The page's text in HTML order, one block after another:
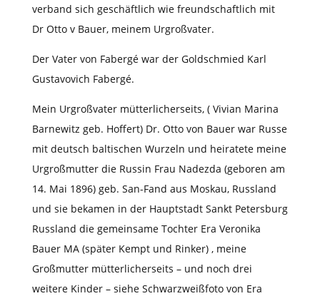
verband sich geschäftlich wie freundschaftlich mit
Dr Otto v Bauer, meinem Urgroßvater.
Der Vater von Fabergé war der Goldschmied Karl
Gustavovich Fabergé.
Mein Urgroßvater mütterlicherseits, ( Vivian Marina
Barnewitz geb. Hoffert) Dr. Otto von Bauer war Russe
mit deutsch baltischen Wurzeln und heiratete meine
Urgroßmutterdie Russin Frau Nadezda (geboren am
14. Mai 1896) geb. San-Fand aus Moskau, Russland
und sie bekamen in der Hauptstadt Sankt Petersburg
Russland die gemeinsame Tochter Era Veronika
Bauer MA (später Kempt und Rinker) , meine
Großmutter mütterlicherseits – und noch drei
weitere Kinder – siehe Schwarzweißfoto von Era